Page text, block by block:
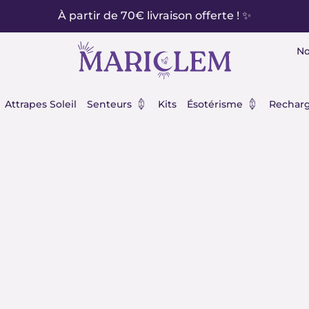
À partir de 70€ livraison offerte ! ✨
Attrapes Soleil Senteurs Ouvrir Senteurs
Kits Ésotérisme Ouvrir